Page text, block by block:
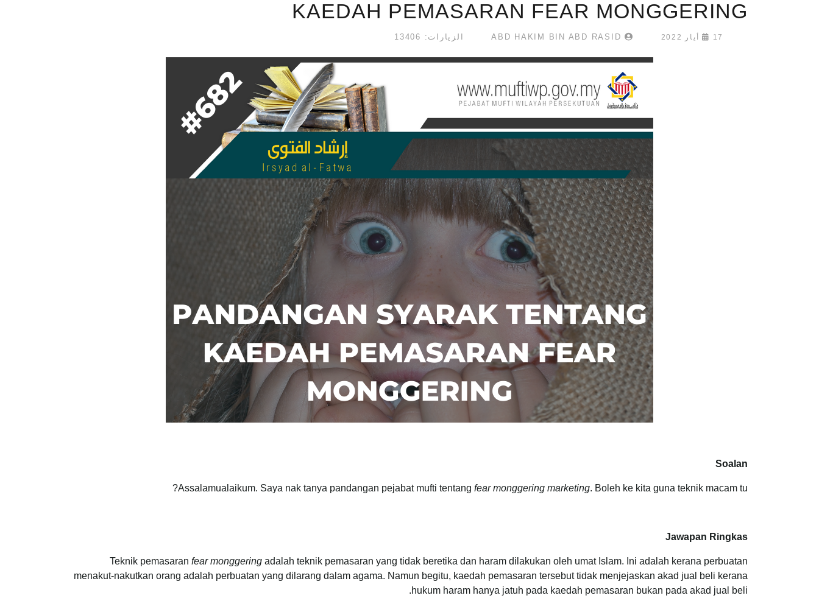
KAEDAH PEMASARAN FEAR MONGGERING
17 أيار 2022 الزيارات: 13406
Soalan
Assalamualaikum. Saya nak tanya pandangan pejabat mufti tentang fear monggering marketing. Boleh ke kita guna teknik macam tu?
Jawapan Ringkas
Teknik pemasaran fear monggering adalah teknik pemasaran yang tidak beretika dan haram dilakukan oleh umat Islam. Ini adalah kerana perbuatan
menakut-nakutkan orang adalah perbuatan yang dilarang dalam agama. Namun begitu, kaedah pemasaran tersebut tidak menjejaskan akad jual beli kerana
hukum haram hanya jatuh pada kaedah pemasaran bukan pada akad jual beli.